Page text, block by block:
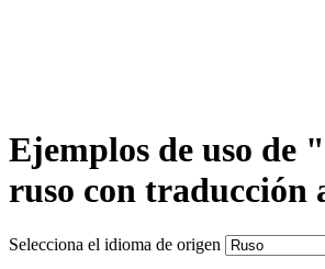
Ejemplos de uso de
ruso con traducción
Selecciona el idioma de origen